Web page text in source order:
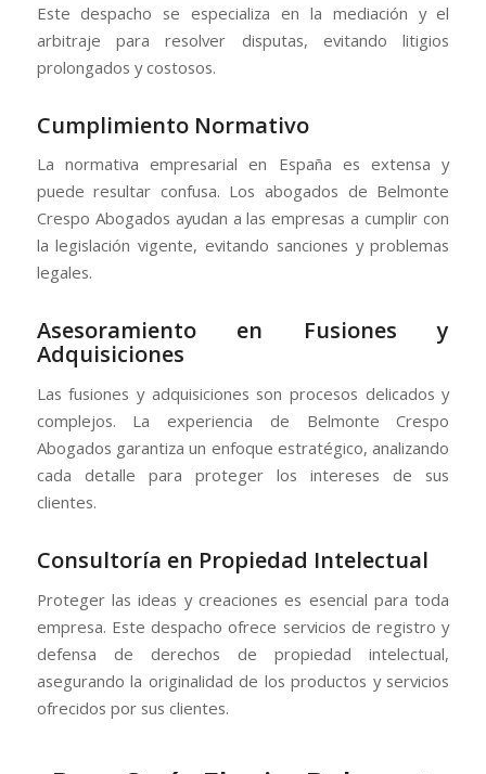
Este despacho se especializa en la mediación y el
arbitraje para resolver disputas, evitando litigios
prolongados y costosos.
Cumplimiento Normativo
La normativa empresarial en España es extensa y
puede resultar confusa. Los abogados de Belmonte
Crespo Abogados ayudan a las empresas a cumplir con
la legislación vigente, evitando sanciones y problemas
legales.
Asesoramiento en Fusiones y
Adquisiciones
Las fusiones y adquisiciones son procesos delicados y
complejos. La experiencia de Belmonte Crespo
Abogados garantiza un enfoque estratégico, analizando
cada detalle para proteger los intereses de sus
clientes.
Consultoría en Propiedad Intelectual
Proteger las ideas y creaciones es esencial para toda
empresa. Este despacho ofrece servicios de registro y
defensa de derechos de propiedad intelectual,
asegurando la originalidad de los productos y servicios
ofrecidos por sus clientes.